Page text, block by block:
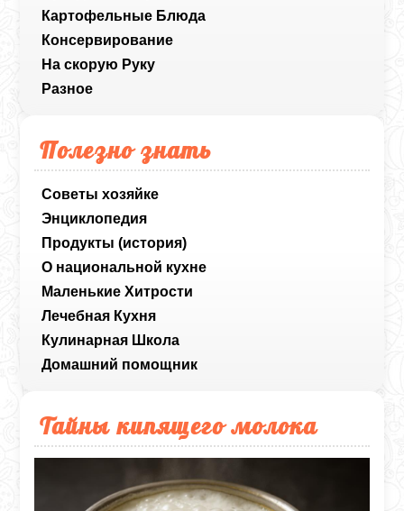
Картофельные Блюда
Консервирование
На скорую Руку
Разное
Полезно знать
Советы хозяйке
Энциклопедия
Продукты (история)
О национальной кухне
Маленькие Хитрости
Лечебная Кухня
Кулинарная Школа
Домашний помощник
Тайны кипящего молока